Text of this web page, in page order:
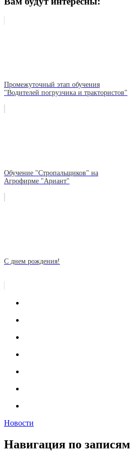
Промежуточный этап обучения
"Водителей погрузчика и трактористов"
Обучение "Стропальщиков" на
Агрофирме "Ариант"
С днем рождения!
Новости
Навигация по записям